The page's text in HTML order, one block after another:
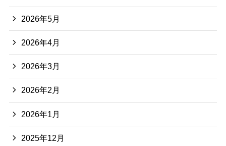
2026年5月
2026年4月
2026年3月
2026年2月
2026年1月
2025年12月